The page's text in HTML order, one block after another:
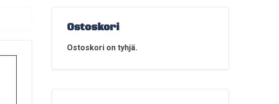
Ostoskori
Ostoskori on tyhjä.